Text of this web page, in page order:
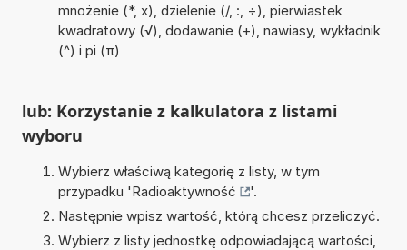
mnożenie (*, x), dzielenie (/, :, ÷), pierwiastek
kwadratowy (√), dodawanie (+), nawiasy, wykładnik
(^) i pi (π)
lub: Korzystanie z kalkulatora z listami
wyboru
Wybierz właściwą kategorię z listy, w tym
przypadku 'Radioaktywność
'.
Następnie wpisz wartość, którą chcesz przeliczyć.
Wybierz z listy jednostkę odpowiadającą wartości,